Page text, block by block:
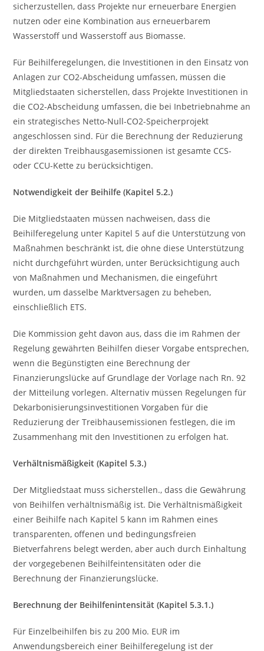
sicherzustellen, dass Projekte nur erneuerbare Energien
nutzen oder eine Kombination aus erneuerbarem
Wasserstoff und Wasserstoff aus Biomasse.
Für Beihilferegelungen, die Investitionen in den Einsatz von
Anlagen zur CO2-Abscheidung umfassen, müssen die
Mitgliedstaaten sicherstellen, dass Projekte Investitionen in
die CO2-Abscheidung umfassen, die bei Inbetriebnahme an
ein strategisches Netto-Null-CO2-Speicherprojekt
angeschlossen sind. Für die Berechnung der Reduzierung
der direkten Treibhausgasemissionen ist gesamte CCS-
oder CCU-Kette zu berücksichtigen.
Notwendigkeit der Beihilfe (Kapitel 5.2.)
Die Mitgliedstaaten müssen nachweisen, dass die
Beihilferegelung unter Kapitel 5 auf die Unterstützung von
Maßnahmen beschränkt ist, die ohne diese Unterstützung
nicht durchgeführt würden, unter Berücksichtigung auch
von Maßnahmen und Mechanismen, die eingeführt
wurden, um dasselbe Marktversagen zu beheben,
einschließlich ETS.
Die Kommission geht davon aus, dass die im Rahmen der
Regelung gewährten Beihilfen dieser Vorgabe entsprechen,
wenn die Begünstigten eine Berechnung der
Finanzierungslücke auf Grundlage der Vorlage nach Rn. 92
der Mitteilung vorlegen. Alternativ müssen Regelungen für
Dekarbonisierungsinvestitionen Vorgaben für die
Reduzierung der Treibhausemissionen festlegen, die im
Zusammenhang mit den Investitionen zu erfolgen hat.
Verhältnismäßigkeit (Kapitel 5.3.)
Der Mitgliedstaat muss sicherstellen., dass die Gewährung
von Beihilfen verhältnismäßig ist. Die Verhältnismäßigkeit
einer Beihilfe nach Kapitel 5 kann im Rahmen eines
transparenten, offenen und bedingungsfreien
Bietverfahrens belegt werden, aber auch durch Einhaltung
der vorgegebenen Beihilfeintensitäten oder die
Berechnung der Finanzierungslücke.
Berechnung der Beihilfenintensität (Kapitel 5.3.1.)
Für Einzelbeihilfen bis zu 200 Mio. EUR im
Anwendungsbereich einer Beihilferegelung ist der